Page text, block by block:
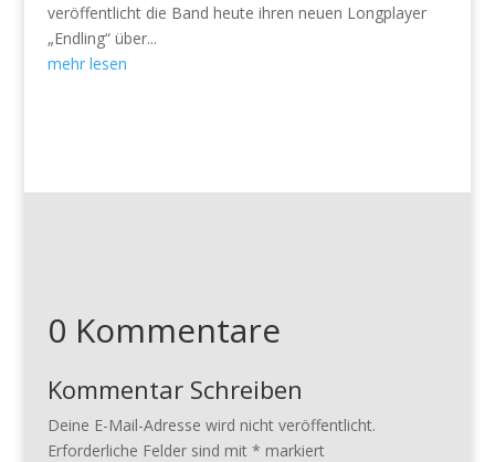
veröffentlicht die Band heute ihren neuen Longplayer
„Endling“ über...
mehr lesen
0 Kommentare
Kommentar Schreiben
Deine E-Mail-Adresse wird nicht veröffentlicht.
Erforderliche Felder sind mit * markiert